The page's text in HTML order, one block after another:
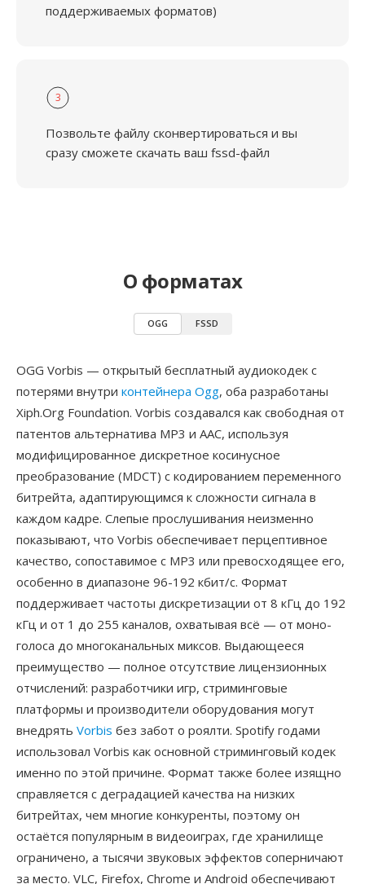
поддерживаемых форматов)
3
Позвольте файлу сконвертироваться и вы
сразу сможете скачать ваш fssd-файл
О форматах
OGG FSSD
OGG Vorbis — открытый бесплатный аудиокодек с
потерями внутри контейнера Ogg, оба разработаны
Xiph.Org Foundation. Vorbis создавался как свободная от
патентов альтернатива MP3 и AAC, используя
модифицированное дискретное косинусное
преобразование (MDCT) с кодированием переменного
битрейта, адаптирующимся к сложности сигнала в
каждом кадре. Слепые прослушивания неизменно
показывают, что Vorbis обеспечивает перцептивное
качество, сопоставимое с MP3 или превосходящее его,
особенно в диапазоне 96-192 кбит/с. Формат
поддерживает частоты дискретизации от 8 кГц до 192
кГц и от 1 до 255 каналов, охватывая всё — от моно-
голоса до многоканальных миксов. Выдающееся
преимущество — полное отсутствие лицензионных
отчислений: разработчики игр, стриминговые
платформы и производители оборудования могут
внедрять Vorbis без забот о роялти. Spotify годами
использовал Vorbis как основной стриминговый кодек
именно по этой причине. Формат также более изящно
справляется с деградацией качества на низких
битрейтах, чем многие конкуренты, поэтому он
остаётся популярным в видеоиграх, где хранилище
ограничено, а тысячи звуковых эффектов соперничают
за место. VLC, Firefox, Chrome и Android обеспечивают